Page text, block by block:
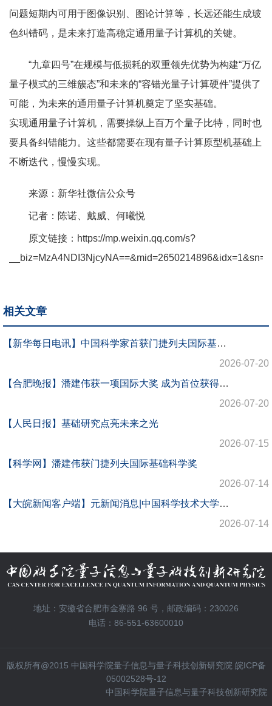
问题短期内可用于图像识别、图论计算等，长远还能生成玻
色纠错码，是未来打造高稳定通用量子计算机的关键。
“九章四号”在规模与低损耗的双重领先优势为构建“万亿
量子模式的三维簇态”和未来的“容错光量子计算硬件”提供了
可能，为未来的通用量子计算机奠定了坚实基础。
实现通用量子计算机，需要操纵上百万个量子比特，同时也
要具备纠错能力。这些都需要在现有量子计算原型机基础上
不断迭代，慢慢实现。
来源：新华社微信公众号
记者：陈诺、戴威、何曦悦
原文链接： https://mp.weixin.qq.com/s?
相关文章
【新华每日电讯】中国科学家首获门捷列夫国际基础科学奖
2026-07-20
【合肥晚报】潘建伟获一项国际大奖 成为首位获得门捷列夫国际基础科学奖的中国学者
2026-07-20
【人民日报】基础研究点亮未来之光
2026-07-15
【科学网】潘建伟获门捷列夫国际基础科学奖
2026-07-14
【大皖新闻客户端】元新闻消息|中国科学技术大学潘建伟教授获第三届联合国教科文组织—俄罗斯门捷列夫基础科学国际奖
2026-07-14
地址：安徽省合肥市金寨路 96 号，邮政编码：230026
电话：86-551-63600010
版权所有@2015 中国科学院量子信息与量子科技创新研究院 皖ICP备
05002528号-12
中国科学院量子信息与量子科技创新研究院